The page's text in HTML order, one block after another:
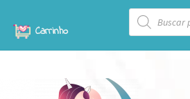
Carrinho
Pesquisar
produtos